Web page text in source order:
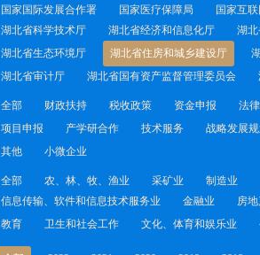
国家国际发展合作署
国家医疗保障局
国家互
湖北省科学技术厅
湖北省经济和信息化厅
湖
湖北省生态环境厅
湖北省住房和城乡建设厅
湖北省审计厅
湖北省国有资产监督管理委员会
全部 财政扶持 税收政策 资金申报
法
项目申报
产学研合作 技术服务
战略发展
其他
小微企业
全部 农、林、牧、渔业 采矿业
制造业
信息传输、软件和信息技术服务业
金融业
房
教育
卫生和社会工作 文化、体育和娱乐业